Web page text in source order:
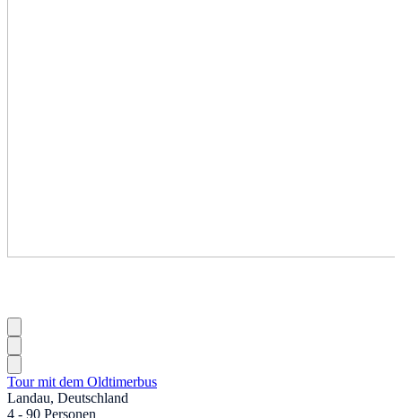
Tour mit dem Oldtimerbus
Landau, Deutschland
4 - 90 Personen